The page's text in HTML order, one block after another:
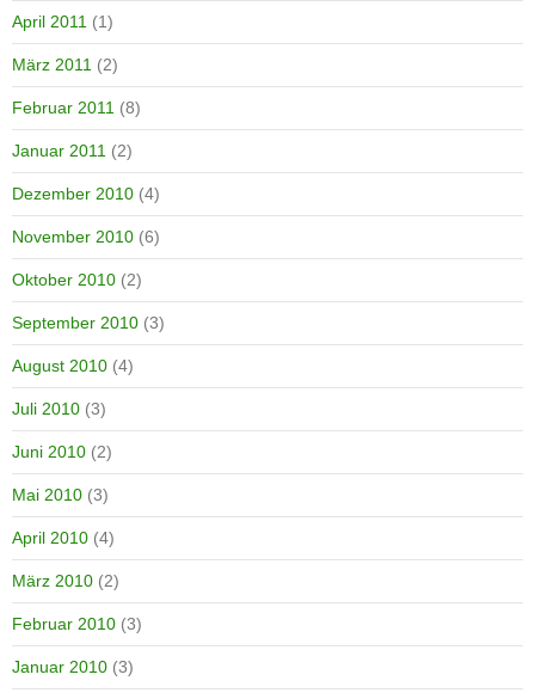
April 2011 (1)
März 2011 (2)
Februar 2011 (8)
Januar 2011 (2)
Dezember 2010 (4)
November 2010 (6)
Oktober 2010 (2)
September 2010 (3)
August 2010 (4)
Juli 2010 (3)
Juni 2010 (2)
Mai 2010 (3)
April 2010 (4)
März 2010 (2)
Februar 2010 (3)
Januar 2010 (3)